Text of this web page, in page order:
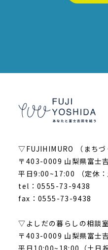
▽FUJIHIMURO （まちづ
〒403-0009 山梨県富士
平日9:00~17:00 （定休：
tel：0555-73-9438
fax：0555-73-9438
▽よしだの暮らしの相談
〒403-0009 山梨県富士
平日10:00~18:00（土日